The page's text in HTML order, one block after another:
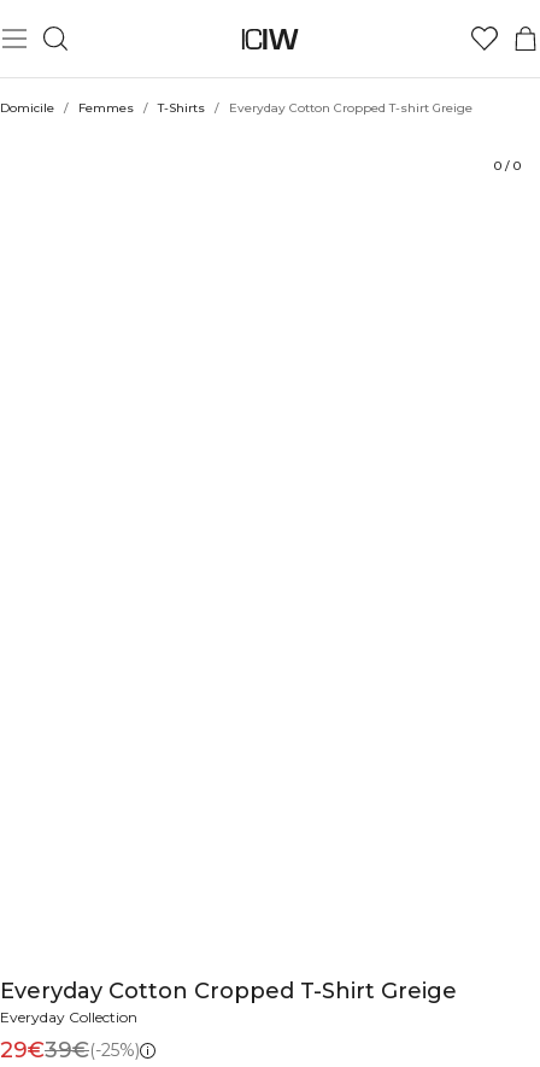
Domicile / Femmes / T-Shirts / Everyday Cotton Cropped T-shirt Greige
0 / 0
Everyday Cotton Cropped T-Shirt Greige
Everyday Collection
29€39€(-25%)